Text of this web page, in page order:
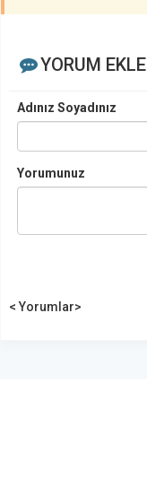
YORUM EKLE
Adınız Soyadınız
Yorumunuz
< Yorumlar>